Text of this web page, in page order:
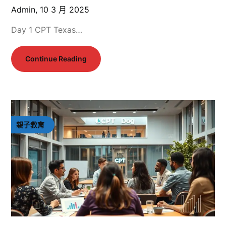
Admin, 10 3 月 2025
Day 1 CPT Texas…
Continue Reading
親子教育